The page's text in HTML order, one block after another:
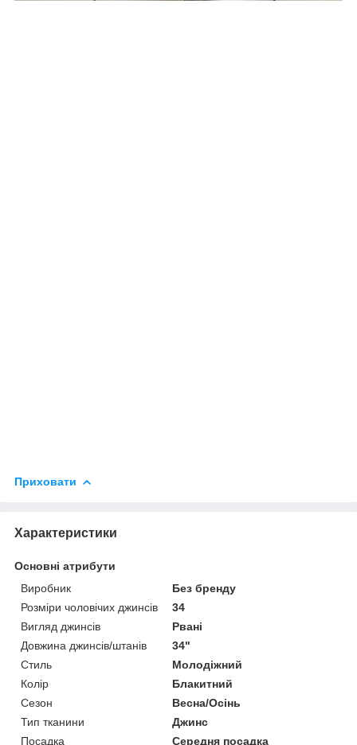
Приховати
Характеристики
Основні атрибути
Виробник
Без бренду
Розміри чоловічих джинсів
34
Вигляд джинсів
Рвані
Довжина джинсів/штанів
34"
Стиль
Молодіжний
Колір
Блакитний
Сезон
Весна/Осінь
Тип тканини
Джинс
Посадка
Середня посадка